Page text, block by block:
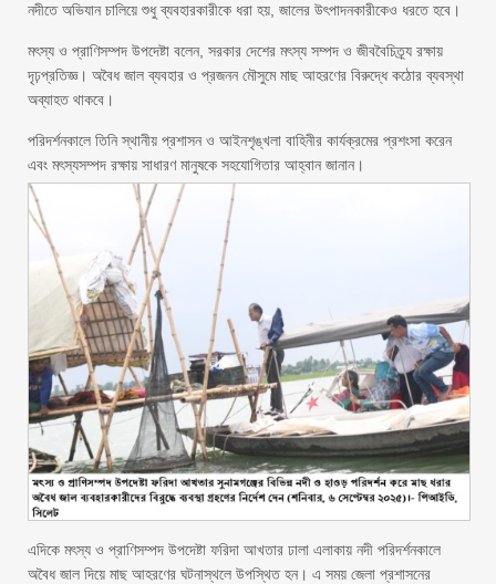
নদীতে অভিযান চালিয়ে শুধু ব্যবহারকারীকে ধরা হয়, জালের উৎপাদনকারীকেও ধরতে হবে।
মৎস্য ও প্রাণিসম্পদ উপদেষ্টা বলেন, সরকার দেশের মৎস্য সম্পদ ও জীববৈচিত্র্য রক্ষায়
দৃঢ়প্রতিজ্ঞ। অবৈধ জাল ব্যবহার ও প্রজনন মৌসুমে মাছ আহরণের বিরুদ্ধে কঠোর ব্যবস্থা
অব্যাহত থাকবে।
পরিদর্শনকালে তিনি স্থানীয় প্রশাসন ও আইনশৃঙ্খলা বাহিনীর কার্যক্রমের প্রশংসা করেন
এবং মৎস্যসম্পদ রক্ষায় সাধারণ মানুষকে সহযোগিতার আহ্বান জানান।
এদিকে মৎস্য ও প্রাণিসম্পদ উপদেষ্টা ফরিদা আখতার ঢালা এলাকায় নদী পরিদর্শনকালে
অবৈধ জাল দিয়ে মাছ আহরণের ঘটনাস্থলে উপস্থিত হন। এ সময় জেলা প্রশাসনের